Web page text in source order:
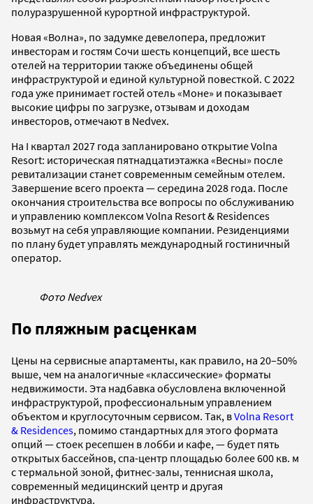
полуразрушенной курортной инфраструктурой.
Новая «Волна», по задумке девелопера, предложит
инвесторам и гостям Сочи шесть концепций, все шесть
отелей на территории также объединены общей
инфраструктурой и единой культурной повесткой. С 2022
года уже принимает гостей отель «Моне» и показывает
высокие цифры по загрузке, отзывам и доходам
инвесторов, отмечают в Nedvex.
На I квартал 2027 года запланировано открытие Volna
Resort: историческая пятнадцатиэтажка «Весны» после
ревитализации станет современным семейным отелем.
Завершение всего проекта — середина 2028 года. После
окончания строительства все вопросы по обслуживанию
и управлению комплексом Volna Resort & Residences
возьмут на себя управляющие компании. Резиденциями
по плану будет управлять международный гостиничный
оператор.
Фото Nedvex
По пляжным расценкам
Цены на сервисные апартаменты, как правило, на 20–50%
выше, чем на аналогичные «классические» форматы
недвижимости. Эта надбавка обусловлена включенной
инфраструктурой, профессиональным управлением
объектом и круглосуточным сервисом. Так, вVolna Resort
& Residences, помимо стандартных для этого формата
опций — стоек ресепшен в лобби и кафе, — будет пять
открытых бассейнов, спа-центр площадью более 600 кв. м
с термальной зоной, фитнес-залы, теннисная школа,
современный медицинский центр и другая
инфраструктура.